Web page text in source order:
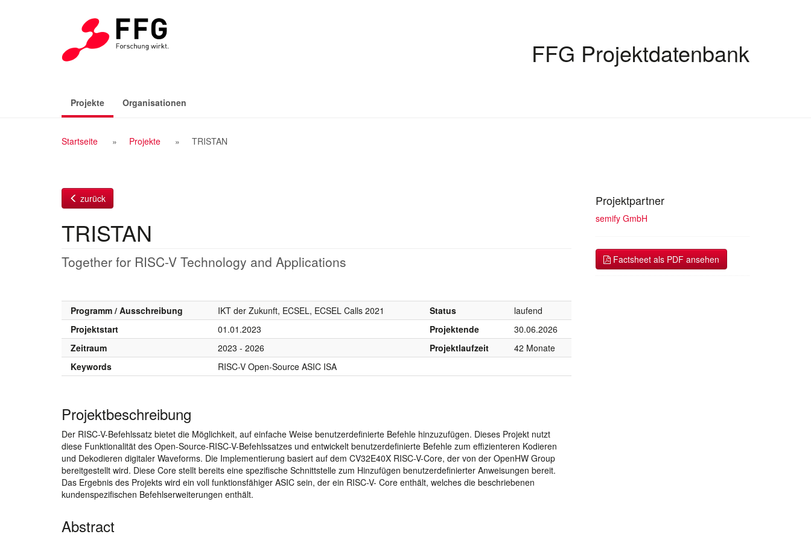
FFG Projektdatenbank
Projekte(aktiv)Organisationen
Breadcrumb
Startseite Projekte TRISTAN
zurück
TRISTAN
Together for RISC-V Technology and Applications
Programm / Ausschreibung IKT der Zukunft, ECSEL, ECSEL Calls 2021 Status
laufend
Projektstart
01.01.2023 Projektende
30.06.2026
Zeitraum
2023 - 2026 Projektlaufzeit
42 Monate
Keywords
RISC-V Open-Source ASIC ISA
Projektbeschreibung
Der RISC-V-Befehlssatz bietet die Möglichkeit, auf einfache Weise benutzerdefinierte Befehle hinzuzufügen. Dieses Projekt nutzt
diese Funktionalität des Open-Source-RISC-V-Befehlssatzes und entwickelt benutzerdefinierte Befehle zum effizienteren Kodieren
und Dekodieren digitaler Waveforms. Die Implementierung basiert auf dem CV32E40X RISC-V-Core, der von der OpenHW Group
bereitgestellt wird. Diese Core stellt bereits eine spezifische Schnittstelle zum Hinzufügen benutzerdefinierter Anweisungen bereit.
Das Ergebnis des Projekts wird ein voll funktionsfähiger ASIC sein, der ein RISC-V- Core enthält, welches die beschriebenen
kundenspezifischen Befehlserweiterungen enthält.
Abstract
Projektpartner
semify GmbH
Factsheet als PDF ansehen